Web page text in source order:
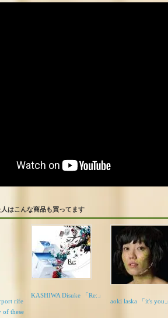
はこんな商品も買ってます
rife
of these
KASHIWA Disuke 「Re:」
aoki laska 「it's you」